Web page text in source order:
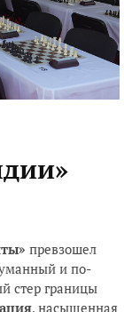
превзошел
и по-
стер границы
, насыщенная